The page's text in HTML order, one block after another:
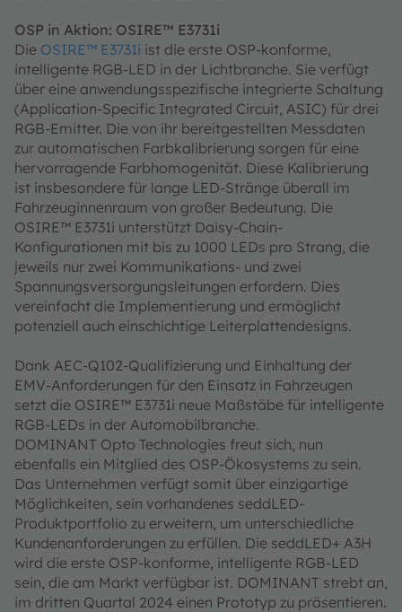
OSP in Aktion: OSIRE™ E3731i
Die OSIRE™ E3731i ist die erste OSP-konforme,
intelligente RGB-LED in der Lichtbranche. Sie verfügt
über eine anwendungsspezifische integrierte Schaltung
(Application-Specific Integrated Circuit, ASIC) für drei
RGB-Emitter. Die von ihr bereitgestellten Messdaten
zur automatischen Farbkalibrierung sorgen für eine
hervorragende Farbhomogenität. Diese Kalibrierung
ist insbesondere für lange LED-Stränge überall im
Fahrzeuginnenraum von großer Bedeutung. Die
OSIRE™ E3731i unterstützt Daisy-Chain-
Konfigurationen mit bis zu 1000 LEDs pro Strang, die
jeweils nur zwei Kommunikations- und zwei
Spannungsversorgungsleitungen erfordern. Dies
vereinfacht die Implementierung und ermöglicht
potenziell auch einschichtige Leiterplattendesigns.
Dank AEC-Q102-Qualifizierung und Einhaltung der
EMV-Anforderungen für den Einsatz in Fahrzeugen
setzt die OSIRE™ E3731i neue Maßstäbe für intelligente
RGB-LEDs in der Automobilbranche.
DOMINANT Opto Technologies freut sich, nun
ebenfalls ein Mitglied des OSP-Ökosystems zu sein.
Das Unternehmen verfügt somit über einzigartige
Möglichkeiten, sein vorhandenes seddLED-
Produktportfolio zu erweitern, um unterschiedliche
Kundenanforderungen zu erfüllen. Die seddLED+ A3H
wird die erste OSP-konforme, intelligente RGB-LED
sein, die am Markt verfügbar ist. DOMINANT strebt an,
im dritten Quartal 2024 einen Prototyp zu präsentieren.